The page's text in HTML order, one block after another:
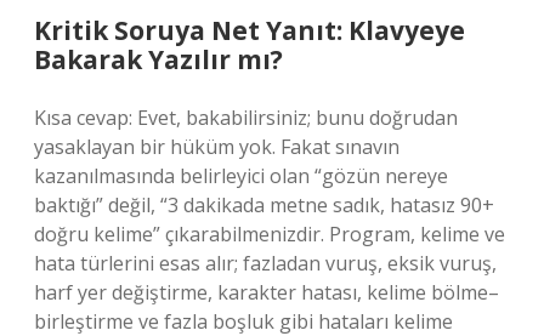
Kritik Soruya Net Yanıt: Klavyeye
Bakarak Yazılır mı?
Kısa cevap: Evet, bakabilirsiniz; bunu doğrudan
yasaklayan bir hüküm yok. Fakat sınavın
kazanılmasında belirleyici olan “gözün nereye
baktığı” değil, “3 dakikada metne sadık, hatasız 90+
doğru kelime” çıkarabilmenizdir. Program, kelime ve
hata türlerini esas alır; fazladan vuruş, eksik vuruş,
harf yer değiştirme, karakter hatası, kelime bölme–
birleştirme ve fazla boşluk gibi hataları kelime